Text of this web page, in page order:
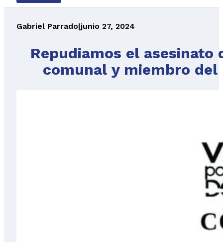
Gabriel Parrado|junio 27, 2024
Repudiamos el asesinato
comunal y miembro